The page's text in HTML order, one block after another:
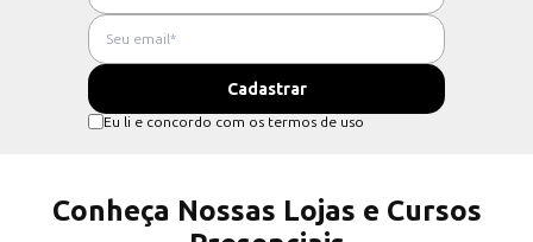
Eu li e concordo com os termos de uso
Conheça Nossas Lojas e Cursos